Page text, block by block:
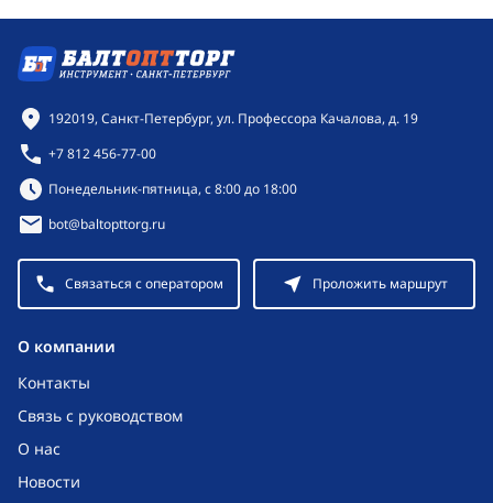
O компании
Контакты
Связь с руководством
О нас
Новости
Контактная информация
192019, Санкт-Петербург, ул. Профессора Качалова, д. 19
+7 812 456-77-00
Режим работы:
Понедельник-пятница, с 8:00 до 18:00
bot@baltopttorg.ru
Связаться с оператором Проложить маршрут